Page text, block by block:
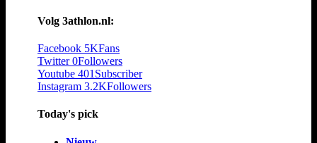
Volg 3athlon.nl:
Facebook 5KFans
Twitter 0Followers
Youtube 401 Subscriber
Instagram 3.2KFollowers
Today's pick